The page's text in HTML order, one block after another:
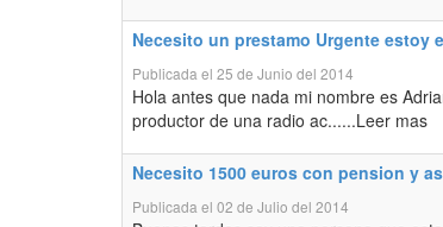
Necesito un prestamo Urgente estoy
Publicada el 25 de Junio del 2014
Hola antes que nada mi nombre es
productor de una radio ac......Leer mas
Necesito 1500 euros con pension y
Publicada el 02 de Julio del 2014